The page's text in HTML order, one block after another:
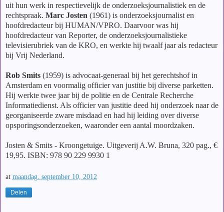
uit hun werk in respectievelijk de onderzoeksjournalistiek en de
rechtspraak. Marc Josten (1961) is onderzoeksjournalist en
hoofdredacteur bij HUMAN/VPRO. Daarvoor was hij
hoofdredacteur van Reporter, de onderzoeksjournalistieke
televisierubriek van de KRO, en werkte hij twaalf jaar als redacteur
bij Vrij Nederland.
Rob Smits (1959) is advocaat-generaal bij het gerechtshof in
Amsterdam en voormalig officier van justitie bij diverse parketten.
Hij werkte twee jaar bij de politie en de Centrale Recherche
Informatiedienst. Als officier van justitie deed hij onderzoek naar de
georganiseerde zware misdaad en had hij leiding over diverse
opsporingsonderzoeken, waaronder een aantal moordzaken.
Josten & Smits - Kroongetuige. Uitgeverij A.W. Bruna, 320 pag., €
19,95. ISBN: 978 90 229 9930 1
at maandag, september 10, 2012
Delen